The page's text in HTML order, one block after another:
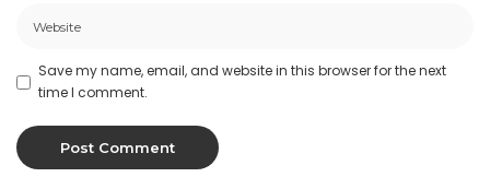
Save my name, email, and website in this browser for the next
time I comment.